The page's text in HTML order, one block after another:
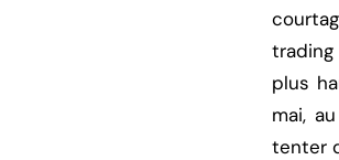
plus
mai,
tenter